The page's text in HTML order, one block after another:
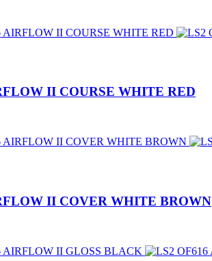
II COURSE WHITE RED
II COVER WHITE BROWN